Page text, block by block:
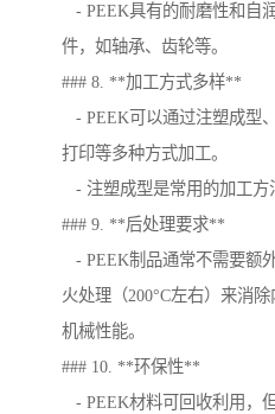
- PEEK具有的耐磨性和自
件，如轴承、齿轮等。
### 8. **加工方式多样**
- PEEK可以通过注塑成型
打印等多种方式加工。
- 注塑成型是常用的加工方
### 9. **后处理要求**
- PEEK制品通常不需要额
火处理（200°C左右）来消
机械性能。
### 10. **环保性**
- PEEK材料可回收利用，